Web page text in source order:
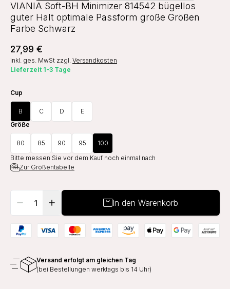
VIANIA Soft-BH Minimizer 814542 bügellos
guter Halt optimale Passform große Größen
Farbe Schwarz
27,99 €
inkl. ges. MwSt zzgl. Versandkosten
Lieferzeit 1-3 Tage
Cup
B C D
E
Größe
80 85 90 95
100
Bitte messen Sie vor dem Kauf noch einmal nach
Zur Größentabelle
In den Warenkorb
Versand erfolgt am gleichen Tag
(bei Bestellungen werktags bis 14 Uhr)